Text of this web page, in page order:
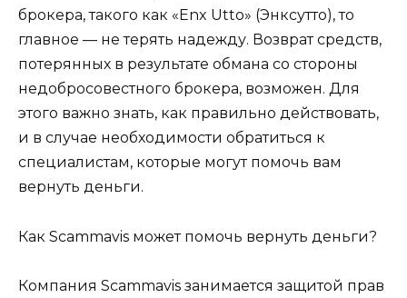
брокера, такого как «Enx Utto» (Энксутто), то
главное — не терять надежду. Возврат средств,
потерянных в результате обмана со стороны
недобросовестного брокера, возможен. Для
этого важно знать, как правильно действовать,
и в случае необходимости обратиться к
специалистам, которые могут помочь вам
вернуть деньги.
Как Scammavis может помочь вернуть деньги?
Компания Scammavis занимается защитой прав